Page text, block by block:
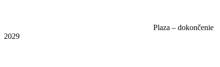
Plaza – dokončenie
2029